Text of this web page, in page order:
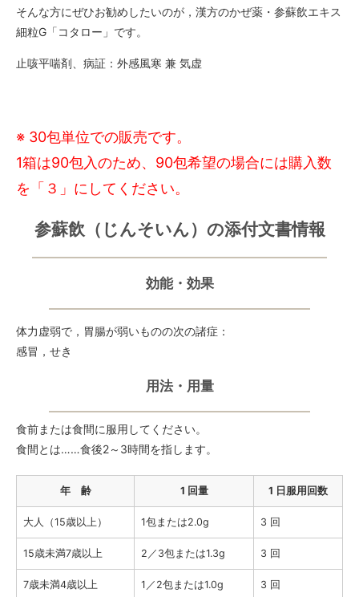
そんな方にぜひお勧めしたいのが，漢方のかぜ薬・参蘇飲エキス
細粒G「コタロー」です。
止咳平喘剤、病証：外感風寒 兼 気虚
※ 30包単位での販売です。
1箱は90包入のため、90包希望の場合には購入数
を「３」にしてください。
参蘇飲（じんそいん）の添付文書情報
効能・効果
体力虚弱で，胃腸が弱いものの次の諸症：
感冒，せき
用法・用量
食前または食間に服用してください。
食間とは……食後2～3時間を指します。
年 齢 1 回量 1 日服用回数
大人（15歳以上） 1包または2.0g 3 回
15歳未満7歳以上 2／3包または1.3g 3 回
7歳未満4歳以上 1／2包または1.0g 3 回